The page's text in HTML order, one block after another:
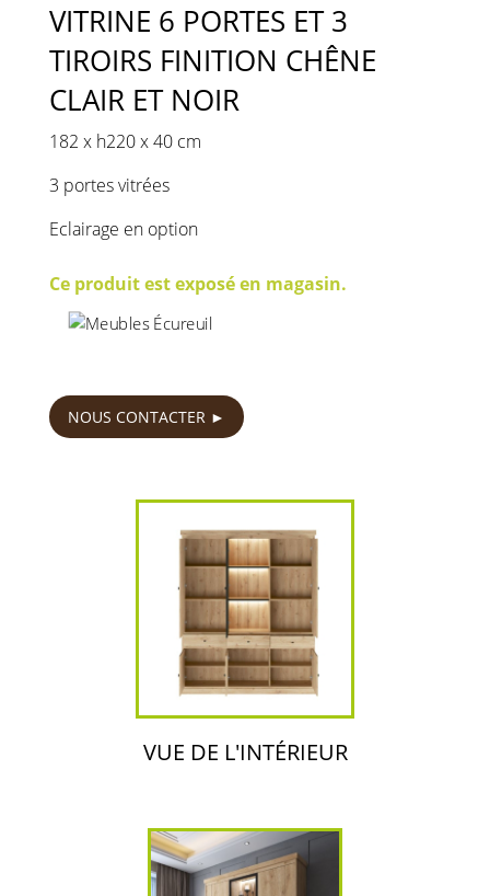
VITRINE 6 PORTES ET 3
TIROIRS FINITION CHÊNE
CLAIR ET NOIR
182 x h220 x 40 cm
3 portes vitrées
Eclairage en option
Ce produit est exposé en magasin.
NOUS CONTACTER
VUE DE L'INTÉRIEUR